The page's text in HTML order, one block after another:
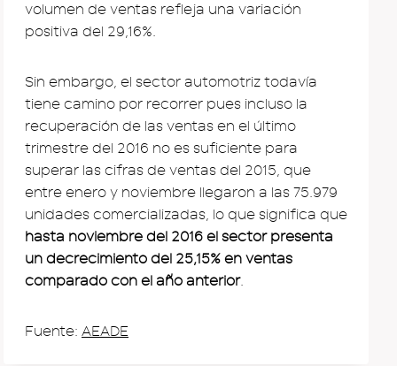
volumen de ventas refleja una variación
positiva del 29,16%.
Sin embargo, el sector automotriz todavía
tiene camino por recorrer pues incluso la
recuperación de las ventas en el último
trimestre del 2016 no es suficiente para
superar las cifras de ventas del 2015, que
entre enero y noviembre llegaron a las 75.979
unidades comercializadas, lo que significa que
hasta noviembre del 2016 el sector presenta
un decrecimiento del 25,15% en ventas
comparado con el año anterior.
Fuente: AEADE